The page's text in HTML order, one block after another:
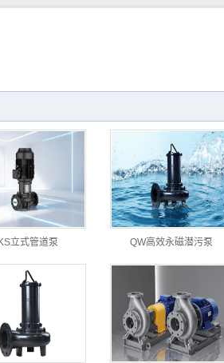
控制柜
立式管道泵 QW高效永磁潜污泵